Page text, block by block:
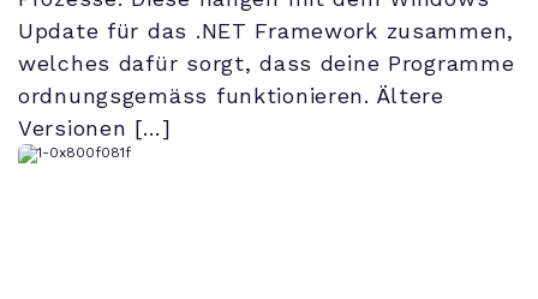
Update für das .NET Framework zusammen,
welches dafür sorgt, dass deine Programme
ordnungsgemäss funktionieren. Ältere
Versionen […]